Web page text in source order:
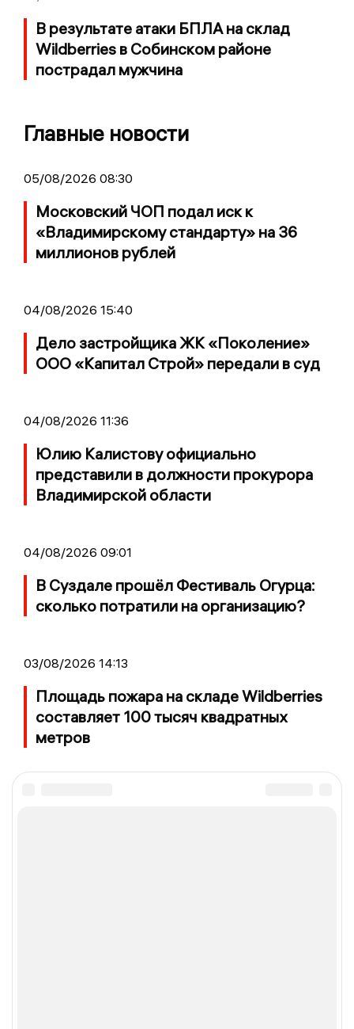
В результате атаки БПЛА на склад
Wildberries в Собинском районе
пострадал мужчина
Главные новости
05/08/2026 08:30
Московский ЧОП подал иск к
«Владимирскому стандарту» на 36
миллионов рублей
04/08/2026 15:40
Дело застройщика ЖК «Поколение»
ООО «Капитал Строй» передали в суд
04/08/2026 11:36
Юлию Калистову официально
представили в должности прокурора
Владимирской области
04/08/2026 09:01
В Суздале прошёл Фестиваль Огурца:
сколько потратили на организацию?
03/08/2026 14:13
Площадь пожара на складе Wildberries
составляет 100 тысяч квадратных
метров